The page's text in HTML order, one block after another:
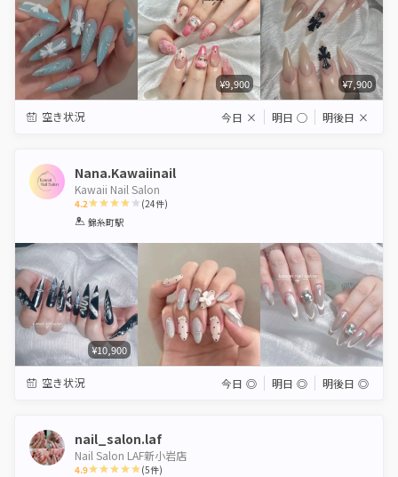
¥9,900 ¥7,900
空き状況 今日 × 明日 ◯ 明後日 ×
Nana.Kawaiinail
Kawaii Nail Salon
4.2
1 2 3 4
(24件)
錦糸町駅
¥10,900
空き状況 今日 ◎ 明日 ◎ 明後日 ◎
nail_salon.laf
Nail Salon LAF新小岩店
4.9 (5件)